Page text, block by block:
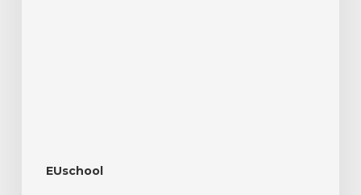
EUschool